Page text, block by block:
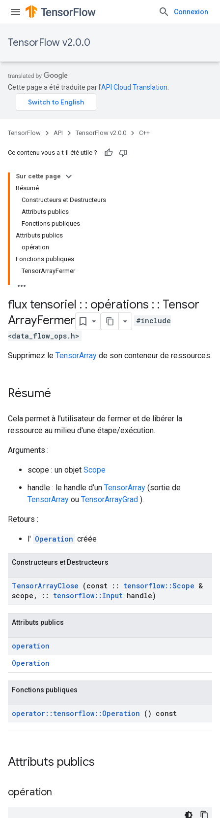
Connexion
TensorFlow v2.0.0
Cette page a été traduite par l'API Cloud Translation
TensorFlow API TensorFlow v2.0.0 C++
Ce contenu vous a-t-il été utile ?
Sur cette page
Résumé
Constructeurs et Destructeurs
Attributs publics
Fonctions publiques
Attributs publics
opération
Fonctions publiques
TensorArrayFermer
flux tensoriel : : opérations : : Tensor
ArrayFermer
#include
<data_flow_ops.h>
Supprimez le TensorArray de son conteneur de ressources.
Résumé
Cela permet à l'utilisateur de fermer et de libérer la
ressource au milieu d'une étape/exécution.
Arguments :
scope : un objet Scope
handle : le handle d’un TensorArray (sortie de
TensorArray ou TensorArrayGrad ).
Retours :
l' Operation créée
Constructeurs et Destructeurs
TensorArrayClose (const :: tensorflow::Scope &
scope , :: tensorflow:: Input handle)
Attributs publics
operation
Operation
Fonctions publiques
operator:: tensorflow:: Operation () const
Attributs publics
opération